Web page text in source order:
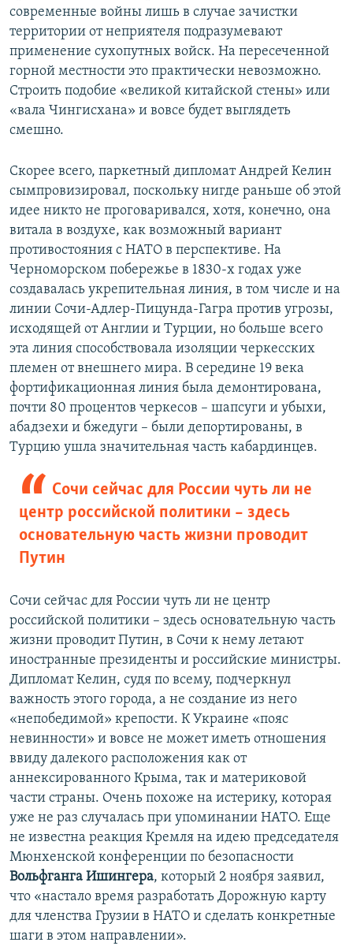
современные войны лишь в случае зачистки
территории от неприятеля подразумевают
применение сухопутных войск. На пересеченной
горной местности это практически невозможно.
Строить подобие «великой китайской стены» или
«вала Чингисхана» и вовсе будет выглядеть
смешно.
Скорее всего, паркетный дипломат Андрей Келин
сымпровизировал, поскольку нигде раньше об этой
идее никто не проговаривался, хотя, конечно, она
витала в воздухе, как возможный вариант
противостояния с НАТО в перспективе. На
Черноморском побережье в 1830-х годах уже
создавалась укрепительная линия, в том числе и на
линии Сочи-Адлер-Пицунда-Гагра против угрозы,
исходящей от Англии и Турции, но больше всего
эта линия способствовала изоляции черкесских
племен от внешнего мира. В середине 19 века
фортификационная линия была демонтирована,
почти 80 процентов черкесов – шапсуги и убыхи,
абадзехи и бжедуги – были депортированы, в
Турцию ушла значительная часть кабардинцев.
Сочи сейчас для России чуть ли не
центр российской политики – здесь
основательную часть жизни проводит
Путин
Сочи сейчас для России чуть ли не центр
российской политики – здесь основательную часть
жизни проводит Путин, в Сочи к нему летают
иностранные президенты и российские министры.
Дипломат Келин, судя по всему, подчеркнул
важность этого города, а не создание из него
«непобедимой» крепости. К Украине «пояс
невинности» и вовсе не может иметь отношения
ввиду далекого расположения как от
аннексированного Крыма, так и материковой
части страны. Очень похоже на истерику, которая
уже не раз случалась при упоминании НАТО. Еще
не известна реакция Кремля на идею председателя
Мюнхенской конференции по безопасности
Вольфганга Ишингера, который 2 ноября заявил,
что «настало время разработать Дорожную карту
для членства Грузии в НАТО и сделать конкретные
шаги в этом направлении».